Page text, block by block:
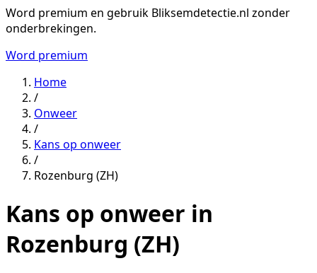
Word premium en gebruik Bliksemdetectie.nl zonder
onderbrekingen.
Word premium
Home
/
Onweer
/
Kans op onweer
/
Rozenburg (ZH)
Kans op onweer in
Rozenburg (ZH)